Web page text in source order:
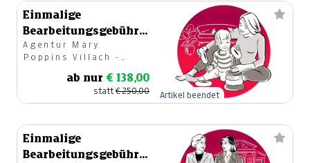
Einmalige
Bearbeitungsgebühr -
Vermittlung eines
Babysitters
Agentur Mary
Poppins Villach -
ab nur € 138,00
statt€ 250,00 Artikel beendet
Einmalige
Bearbeitungsgebühr -